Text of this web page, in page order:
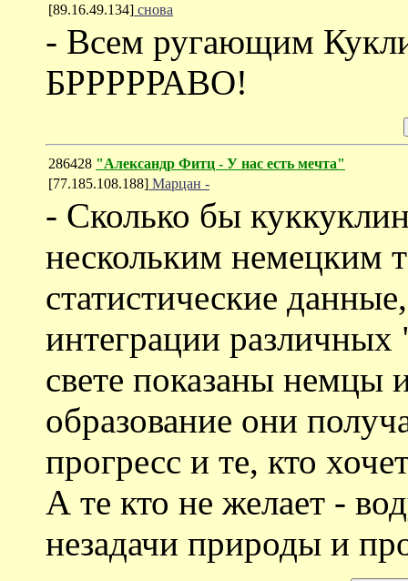
[89.16.49.134] снова
- Всем ругающим
БРРРРРАВО!
286428 "Александр Фитц - У нас есть мечта"
[77.185.108.188] Марцан -
- Сколько бы
нескольким немецким
статистические
интеграции
свете показаны
образование они
прогресс и те, кто
А те кто не желает -
незадачи природы и